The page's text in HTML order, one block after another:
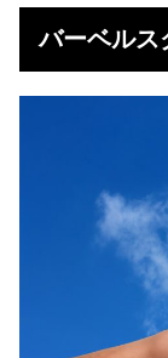
バーベルス